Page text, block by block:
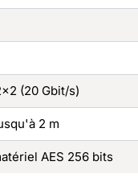
(20 Gbit/s)
2 m
AES 256 bits